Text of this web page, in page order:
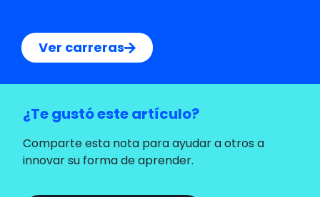
Ver carreras
¿Te gustó este artículo?
Comparte esta nota para ayudar a otros a
innovar su forma de aprender.